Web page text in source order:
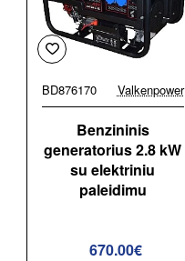
BD876170 Valkenpower
Benzininis
generatorius 2.8 kW
su elektriniu
paleidimu
670.00€